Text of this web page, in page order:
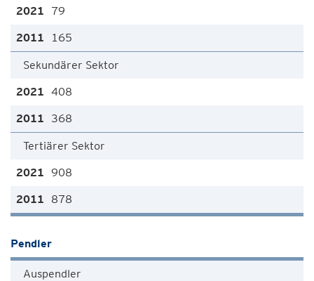
79
165
Sekundärer Sektor
408
368
Tertiärer Sektor
908
878
Pendler
Auspendler